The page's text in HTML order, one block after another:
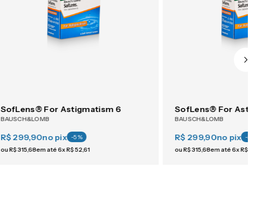
SofLens® For Astigmatism 6
BAUSCH&LOMB
R$ 299,90no pix -5%
ouR$315,68em até6xR$52,61
SofLens® For
BAUSCH&LOMB
R$ 299,90no pix -5
ouR$315,68em até6xR$